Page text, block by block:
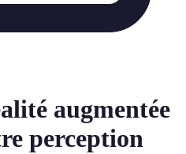
augmentée
perception